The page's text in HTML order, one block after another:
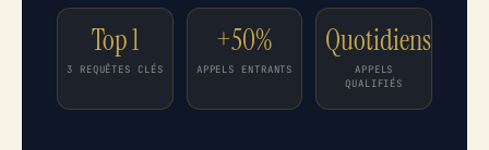
Top 1
3 REQUÊTES CLÉS
+50%
APPELS ENTRANTS
Quotidiens
APPELS
QUALIFIÉS